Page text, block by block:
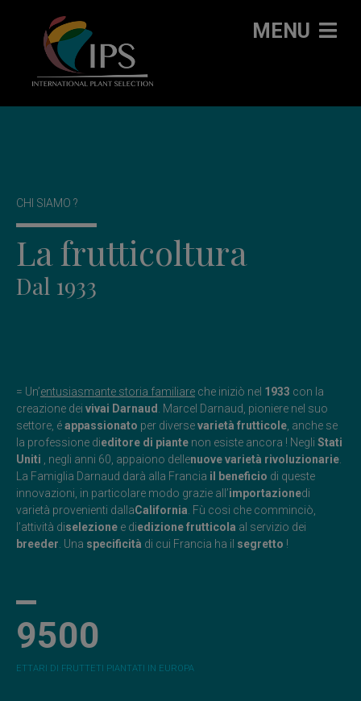
MENU
CHI SIAMO ?
La frutticoltura
Dal 1933
= Un’entusiasmante storia familiare che iniziò nel 1933 con la
creazione dei vivai Darnaud
. Marcel Darnaud, pioniere nel suo
settore, éappassionato per diversevarietà frutticole , anche se
la professione dieditore di piante non esiste ancora ! Negli Stati
Uniti
, negli anni 60, appaiono dellenuove varietà rivoluzionarie
La Famiglia Darnaud darà alla Francia il beneficio di queste
innovazioni, in particolare modo grazie all’importazionedi
varietà provenienti dallaCalifornia . Fù cosi che comminciò,
l’attività diselezione e diedizione frutticola al servizio dei
breeder . Una specificità di cui Francia ha il segretto !
9500
ETTARI DI FRUTTETI PIANTATI IN EUROPA